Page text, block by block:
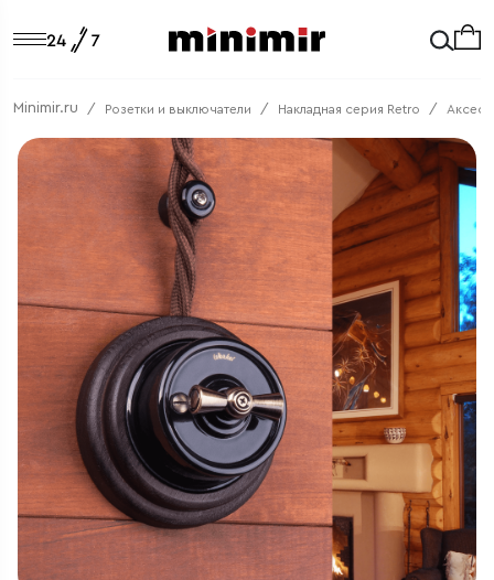
Minimir.ru Розетки и выключатели Накладная серия Retro